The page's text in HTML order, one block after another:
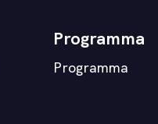
Programma
Programma